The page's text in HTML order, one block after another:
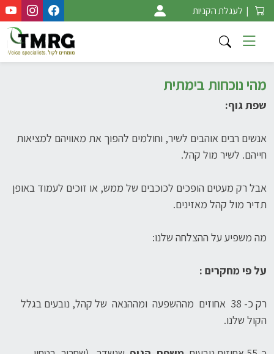
Skip
to
content
| לעגלת הקניות
מהי נוכחות בימתית
שפת גוף:
אנשים רבים אוהבים לשיר, וחולמים להפוך את מאוויהם למציאות
חייהם. לשיר מול קהל.
אבל רק מעטים הופכים לכוכבים של ממש, או זוכים לעמוד באופן
תדיר מול קהל מאזינים.
מה משפיע על ההצלחה שלנו:
על פי מחקרים :
רק כ- 38 אחוזים מההשפעה ומההנאה של קהל, נובעים בגלל
הקול שלנו.